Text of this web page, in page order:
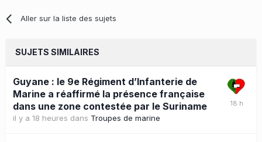
Aller sur la liste des sujets
SUJETS SIMILAIRES
Guyane : le 9e Régiment d’Infanterie de
Marine a réaffirmé la présence française
dans une zone contestée par le Suriname
il y a 18 heures dans Troupes de marine